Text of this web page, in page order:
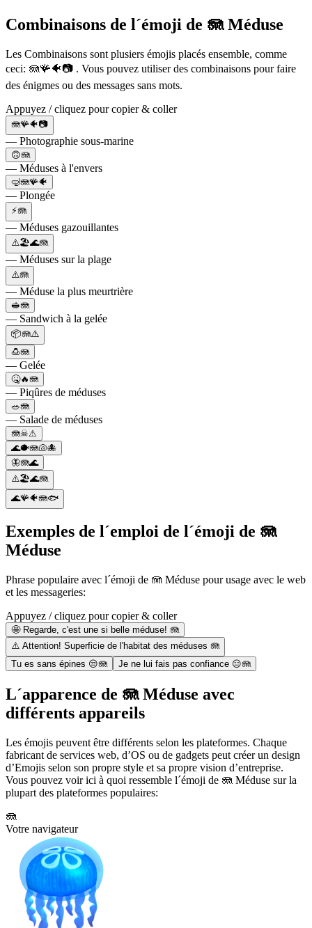
Combinaisons de l´émoji de 🪼 Méduse
Les Combinaisons sont plusiers émojis placés ensemble, comme
ceci: 🪼🪸🐠📷 . Vous pouvez utiliser des combinaisons pour faire
des énigmes ou des messages sans mots.
Appuyez / cliquez pour copier & coller
🪼🪸🐠📷
— Photographie sous-marine
🙃🪼
— Méduses à l'envers
🤿🪼🪸🐠
— Plongée
⚡🪼
— Méduses gazouillantes
⚠️🏖🌊🪼
— Méduses sur la plage
⚠️🪼
— Méduse la plus meurtrière
🥪🪼
— Sandwich à la gelée
📦🪼⚠️
🍮🪼
— Gelée
🤒🔥🪼
— Piqûres de méduses
🥗🪼
— Salade de méduses
🪼☠⚠
🌊🐡🪼🐚🐙
🦋🪼🌊
⚠️🏖🌊🪼
🌊🪸🐠🪼🐟
Exemples de l´emploi de l´émoji de 🪼
Méduse
Phrase populaire avec l´émoji de 🪼 Méduse pour usage avec le web
et les messageries:
Appuyez / cliquez pour copier & coller
🤩 Regarde, c'est une si belle méduse! 🪼
⚠️ Attention! Superficie de l'habitat des méduses 🪼
Tu es sans épines 😒🪼
Je ne lui fais pas confiance 😑🪼
L´apparence de 🪼 Méduse avec
différents appareils
Les émojis peuvent être différents selon les plateformes. Chaque
fabricant de services web, d’OS ou de gadgets peut créer un design
d’Emojis selon son propre style et sa propre vision d’entreprise.
Vous pouvez voir ici à quoi ressemble l´émoji de 🪼 Méduse sur la
plupart des plateformes populaires:
🪼
Votre navigateur